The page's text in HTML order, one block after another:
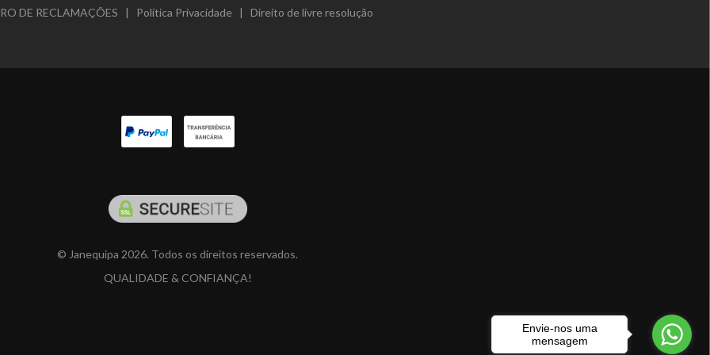
DE RECLAMAÇÔES | Política Privacidade | Direito de livre resolução
© Janequipa 2026. Todos os direitos reservados.
QUALIDADE & CONFIANÇA!
Envie-nos uma
mensagem